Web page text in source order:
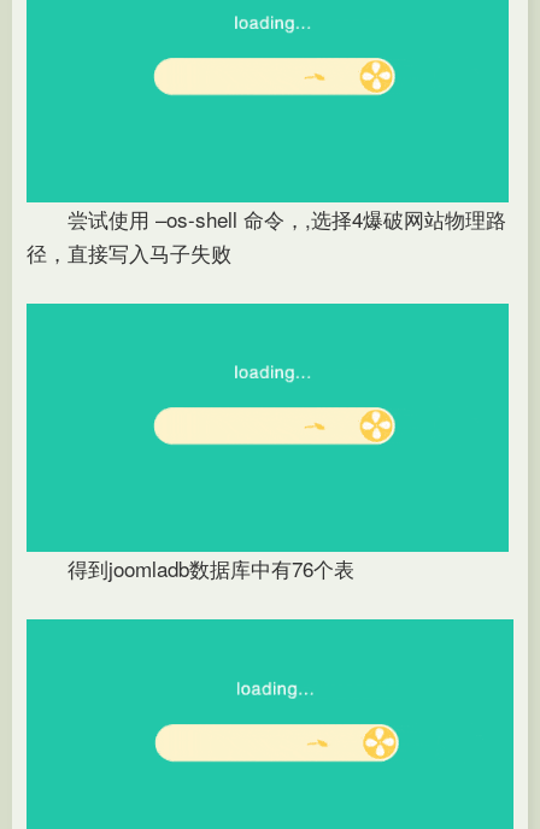
尝试使用 –os-shell 命令，,选择4爆破网站物理路
径，直接写入马子失败
得到joomladb数据库中有76个表